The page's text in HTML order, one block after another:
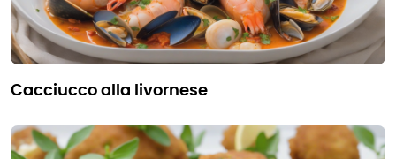
cacciucco alla livornese